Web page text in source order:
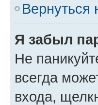
Вернуться
Я забыл
Не
всегда
входа,